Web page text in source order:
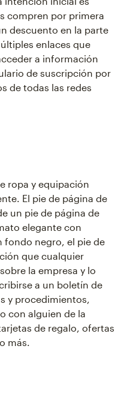
compren por primera
descuento en la parte
enlaces que
a información
de suscripción por
de todas las redes
ropa y equipación
El pie de página de
un pie de página de
elegante con
fondo negro, el pie de
que cualquier
la empresa y lo
a un boletín de
y procedimientos,
con alguien de la
de regalo, ofertas
más.